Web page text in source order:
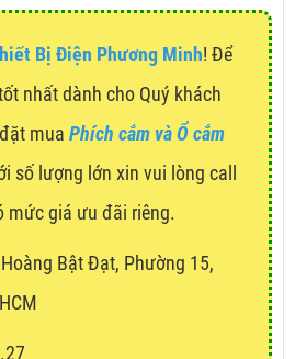
Bị Điện Phương Minh! Để
nhất dành cho Quý khách
mua Phích cắm và Ổ cắm
số lượng lớn xin vui lòng call
mức giá ưu đãi riêng.
Bật Đạt, Phường 15,